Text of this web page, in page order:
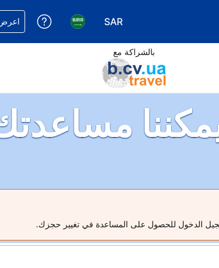
SAR
اختر عملتك. عملتك الحالية
اختر لغتك. لغتك
احصل
بالشراكة مع
الدخول للحصول على المساعدة في تغيير حجزك.